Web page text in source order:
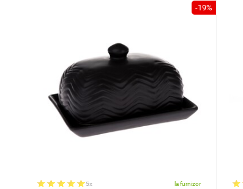
-19%
5x la furnizor